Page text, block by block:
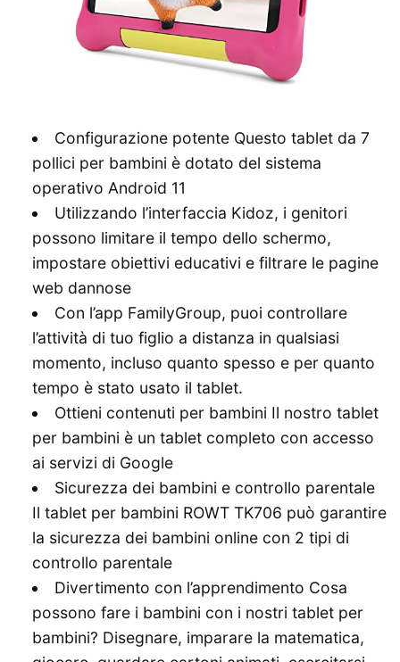
Configurazione potente Questo tablet da 7
pollici per bambini è dotato del sistema
operativo Android 11
Utilizzando l’interfaccia Kidoz, i genitori
possono limitare il tempo dello schermo,
impostare obiettivi educativi e filtrare le pagine
web dannose
Con l’app FamilyGroup, puoi controllare
l’attività di tuo figlio a distanza in qualsiasi
momento, incluso quanto spesso e per quanto
tempo è stato usato il tablet.
Ottieni contenuti per bambini Il nostro tablet
per bambini è un tablet completo con accesso
ai servizi di Google
Sicurezza dei bambini e controllo parentale
Il tablet per bambini ROWT TK706 può garantire
la sicurezza dei bambini online con 2 tipi di
controllo parentale
Divertimento con l’apprendimento Cosa
possono fare i bambini con i nostri tablet per
bambini? Disegnare, imparare la matematica,